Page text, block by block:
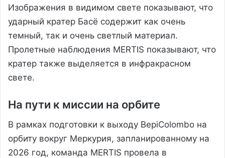
Изображения в видимом свете показывают, что
ударный кратер Басё содержит как очень
темный, так и очень светлый материал.
Пролетные наблюдения MERTIS показывают, что
кратер также выделяется в инфракрасном
свете.
На пути к миссии на орбите
В рамках подготовки к выходу BepiColombo на
орбиту вокруг Меркурия, запланированному на
2026 год, команда MERTIS провела в